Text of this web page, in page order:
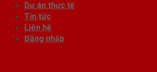
Dự án thực tế
Tin tức
Liên hệ
Đăng nhập